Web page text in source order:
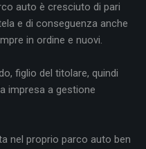
auto è cresciuto di pari
e di conseguenza anche
in ordine e nuovi.
figlio del titolare, quindi
impresa a gestione
nel proprio parco auto ben